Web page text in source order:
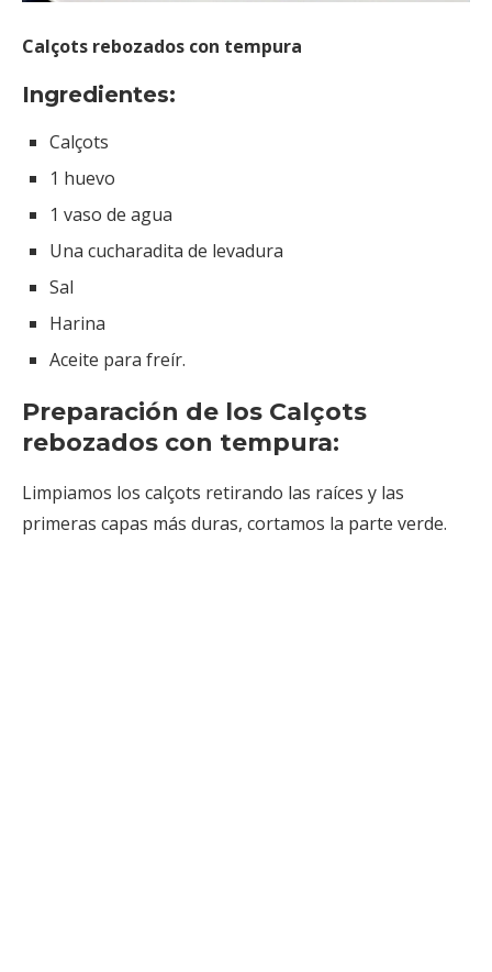
Calçots rebozados con tempura
Ingredientes:
Calçots
1 huevo
1 vaso de agua
Una cucharadita de levadura
Sal
Harina
Aceite para freír.
Preparación de los Calçots
rebozados con tempura:
Limpiamos los calçots retirando las raíces y las
primeras capas más duras, cortamos la parte verde.